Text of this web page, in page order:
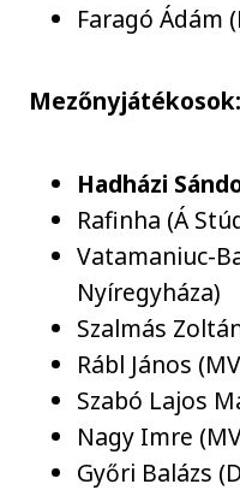
Faragó Ádám
Mezőnyjátékosok:
Hadházi
Rafinha (Á
Vatamaniuc-
Nyíregyháza)
Szalmás
Rábl János
Szabó Lajos
Nagy Imre
Győri Balázs